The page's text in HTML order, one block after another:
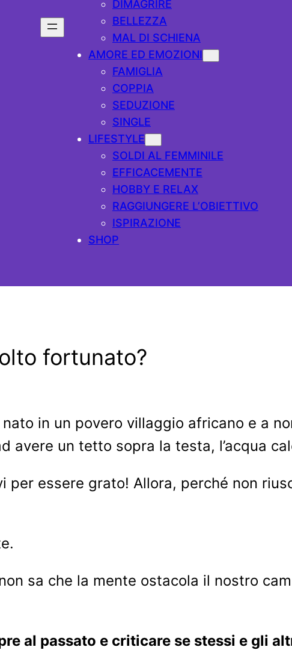
DIMAGRIRE
BELLEZZA
MAL DI SCHIENA
AMORE ED EMOZIONI
FAMIGLIA
COPPIA
SEDUZIONE
SINGLE
LIFESTYLE
SOLDI AL FEMMINILE
EFFICACEMENTE
HOBBY E RELAX
RAGGIUNGERE L’OBIETTIVO
ISPIRAZIONE
SHOP
fortunato?
in un povero villaggio africano e a
avere un tetto sopra la testa, l’acqua
per essere grato! Allora, perché non
sa che la mente ostacola il nostro
al passato e criticare se stessi e gli